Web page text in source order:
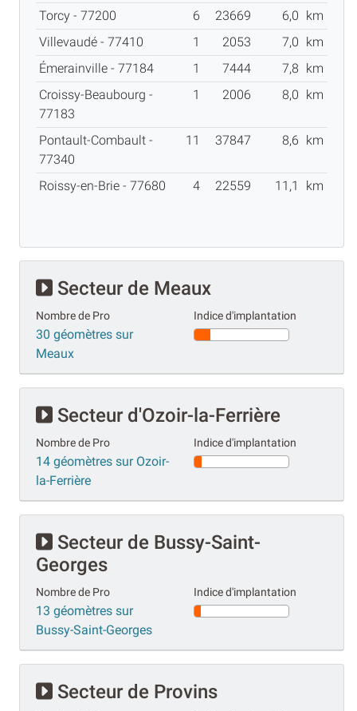
Torcy - 77200
6 23669 6,0 km
Villevaudé - 77410
1 2053 7,0 km
Émerainville - 77184
1 7444 7,8 km
Croissy-Beaubourg -
77183
1 2006 8,0 km
Pontault-Combault -
77340
11 37847 8,6 km
Roissy-en-Brie - 77680 4 22559 11,1 km
Secteur de Meaux
Nombre de Pro
30 géomètres sur
Meaux
Indice d'implantation
Secteur d'Ozoir-la-Ferrière
Nombre de Pro
14 géomètres sur Ozoir-
la-Ferrière
Indice d'implantation
Secteur de Bussy-Saint-
Georges
Nombre de Pro
13 géomètres sur
Bussy-Saint-Georges
Indice d'implantation
Secteur de Provins